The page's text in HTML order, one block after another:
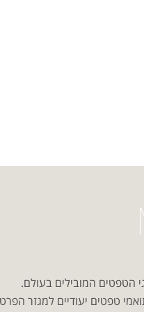
הטפטים המובילים בעולם.
טפטים יעודיים למגזר הפרטי